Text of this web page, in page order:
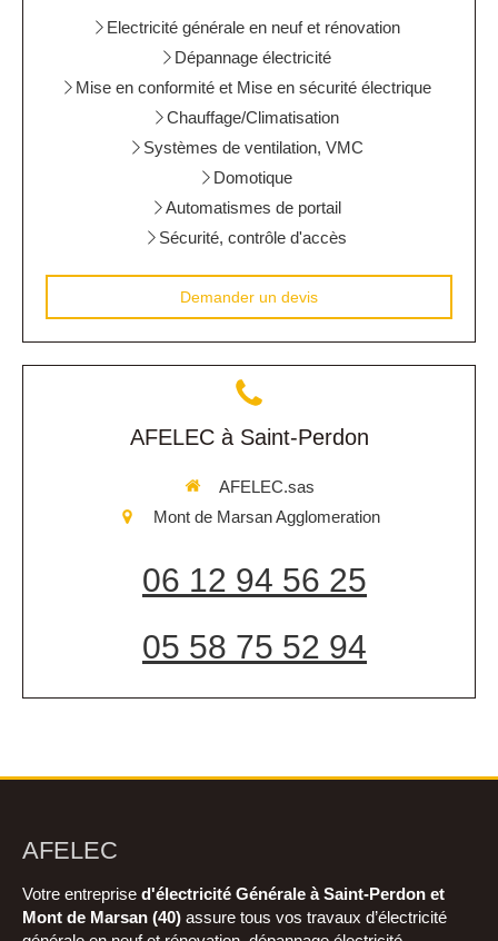
Electricité générale en neuf et rénovation
Dépannage électricité
Mise en conformité et Mise en sécurité électrique
Chauffage/Climatisation
Systèmes de ventilation, VMC
Domotique
Automatismes de portail
Sécurité, contrôle d'accès
Demander un devis
AFELEC à Saint-Perdon
AFELEC.sas
Mont de Marsan Agglomeration
06 12 94 56 25
05 58 75 52 94
AFELEC
Votre entreprise d'électricité Générale à Saint-Perdon et
Mont de Marsan (40) assure tous vos travaux d’électricité